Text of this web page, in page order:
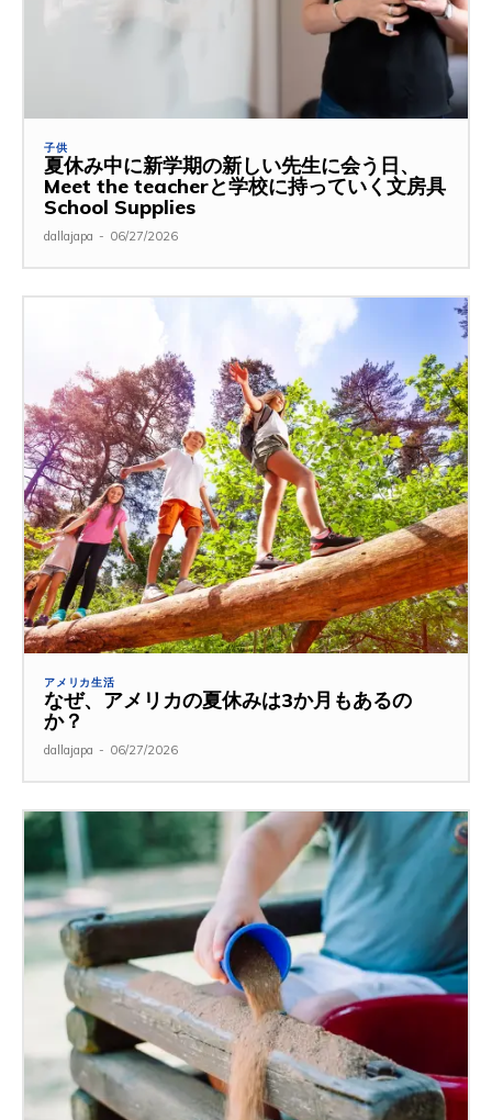
子供
夏休み中に新学期の新しい先生に会う日、
Meet the teacherと学校に持っていく文房具
School Supplies
dallajapa - 06/27/2026
アメリカ生活
なぜ、アメリカの夏休みは3か月もあるの
か？
dallajapa - 06/27/2026